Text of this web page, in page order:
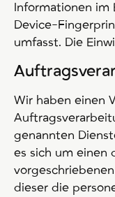
Informationen im
Device-
umfasst. Die
Wir haben einen
genannten
es sich um einen
dieser die